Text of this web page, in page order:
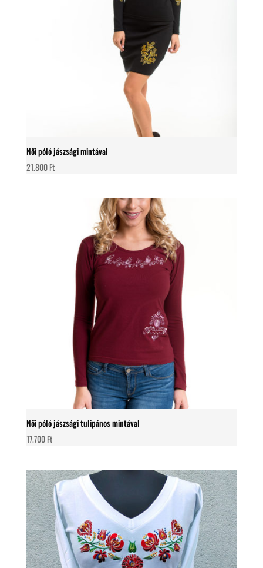
Női póló jászsági mintával
21.800Ft
Női póló jászsági tulipános mintával
17.700Ft